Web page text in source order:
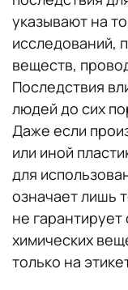
указывают на
исследований,
веществ,
Последствия
людей до сих
Даже если
или иной
для
означает лишь
не
химических
только на